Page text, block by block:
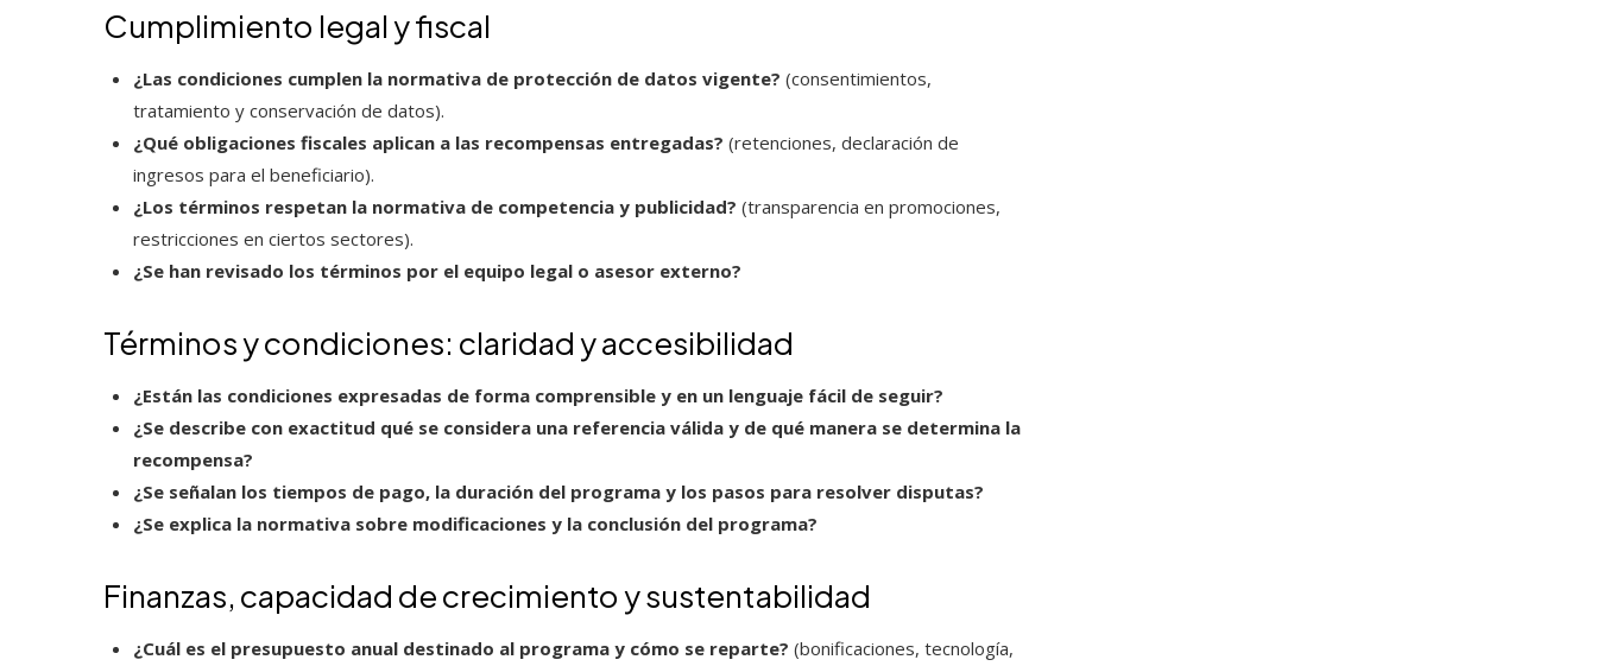
Cumplimiento legal y fiscal
¿Las condiciones cumplen la normativa de protección de datos vigente? (consentimientos,
tratamiento y conservación de datos).
¿Qué obligaciones fiscales aplican a las recompensas entregadas? (retenciones, declaración de
ingresos para el beneficiario).
¿Los términos respetan la normativa de competencia y publicidad? (transparencia en promociones,
restricciones en ciertos sectores).
¿Se han revisado los términos por el equipo legal o asesor externo?
Términos y condiciones: claridad y accesibilidad
¿Están las condiciones expresadas de forma comprensible y en un lenguaje fácil de seguir?
¿Se describe con exactitud qué se considera una referencia válida y de qué manera se determina la
recompensa?
¿Se señalan los tiempos de pago, la duración del programa y los pasos para resolver disputas?
¿Se explica la normativa sobre modificaciones y la conclusión del programa?
Finanzas, capacidad de crecimiento y sustentabilidad
¿Cuál es el presupuesto anual destinado al programa y cómo se reparte? (bonificaciones, tecnología,